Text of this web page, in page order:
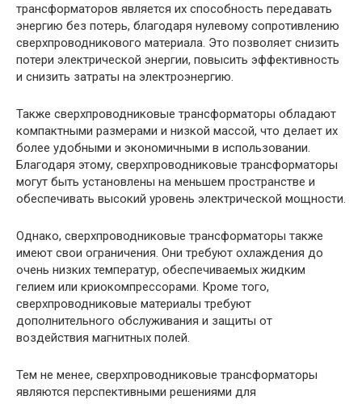
трансформаторов является их способность передавать
энергию без потерь, благодаря нулевому сопротивлению
сверхпроводникового материала. Это позволяет снизить
потери электрической энергии, повысить эффективность
и снизить затраты на электроэнергию.
Также сверхпроводниковые трансформаторы обладают
компактными размерами и низкой массой, что делает их
более удобными и экономичными в использовании.
Благодаря этому, сверхпроводниковые трансформаторы
могут быть установлены на меньшем пространстве и
обеспечивать высокий уровень электрической мощности.
Однако, сверхпроводниковые трансформаторы также
имеют свои ограничения. Они требуют охлаждения до
очень низких температур, обеспечиваемых жидким
гелием или криокомпрессорами. Кроме того,
сверхпроводниковые материалы требуют
дополнительного обслуживания и защиты от
воздействия магнитных полей.
Тем не менее, сверхпроводниковые трансформаторы
являются перспективными решениями для